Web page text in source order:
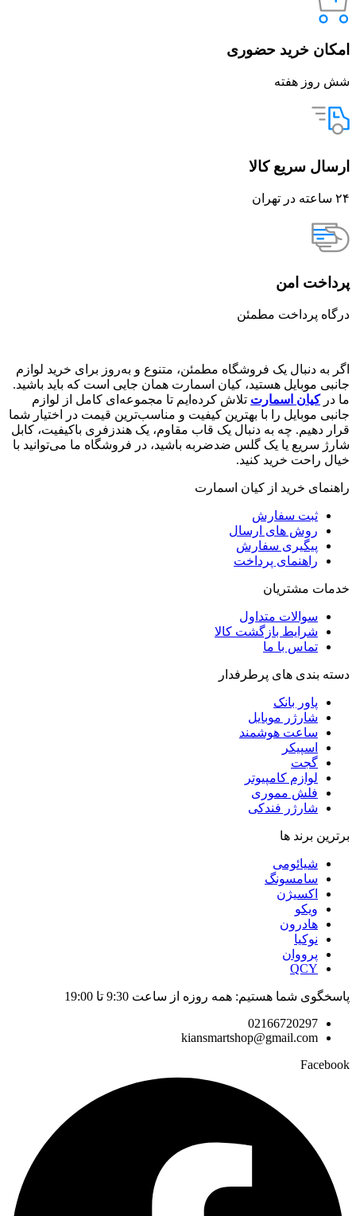
امکان خرید حضوری
شش روز هفته
ارسال سریع کالا
۲۴ ساعته در تهران
پرداخت امن
درگاه پرداخت مطمئن
اگر به دنبال یک فروشگاه مطمئن، متنوع و به‌روز برای خرید لوازم
جانبی موبایل هستید، کیان اسمارت همان جایی است که باید باشید.
ما درکیان اسمارت تلاش کرده‌ایم تا مجموعه‌ای کامل از لوازم
جانبی موبایل را با بهترین کیفیت و مناسب‌ترین قیمت در اختیار شما
قرار دهیم. چه به دنبال یک قاب مقاوم، یک هندزفری باکیفیت، کابل
شارژ سریع یا یک گلس ضدضربه باشید، در فروشگاه ما می‌توانید با
خیال راحت خرید کنید.
راهنمای خرید از کیان اسمارت
ثبت سفارش
روش‌ های ارسال
پیگیری سفارش
راهنمای پرداخت
خدمات مشتریان
سوالات متداول
شرایط بازگشت کالا
تماس با ما
دسته بندی های پرطرفدار
پاور بانک
شارژر موبایل
ساعت هوشمند
اسپیکر
گجت
لوازم کامپیوتر
فلش مموری
شارژر فندکی
برترین برند ها
شیائومی
سامسونگ
اکسیژن
ویکو
هادرون
نوکیا
پرووان
QCY
پاسخگوی شما هستیم: همه روزه از ساعت 9:30 تا 19:00
02166720297
kiansmartshop@gmail.com
Facebook